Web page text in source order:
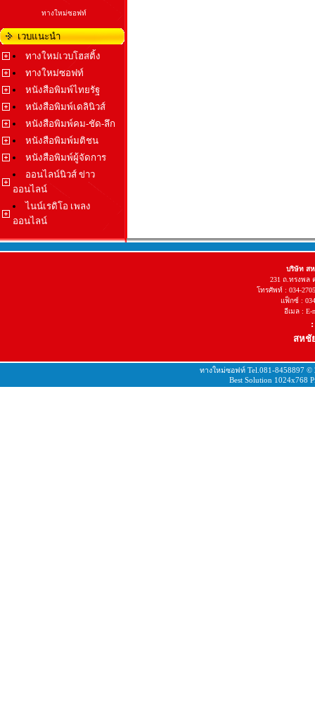
ทางใหม่ซอฟท์
เวบแนะนำ
ทางใหม่เวบโฮสติ้ง
ทางใหม่ซอฟท์
หนังสือพิมพ์ไทยรัฐ
หนังสือพิมพ์เดลินิวส์
หนังสือพิมพ์คม-ชัด-ลึก
หนังสือพิมพ์มติชน
หนังสือพิมพ์ผู้จัดการ
ออนไลน์นิวส์ ข่าว
ออนไลน์
ไนน์เรดิโอ เพลง
ออนไลน์
บริษัท ส
231 ถ.ทรงพล
โทรศัพท์ : 034-
แฟ็กซ์ :
อีเมล : E-
สหชั
ทางใหม่ซอฟท์ Tel.081-8458897 ©
Best Solution 1024x768